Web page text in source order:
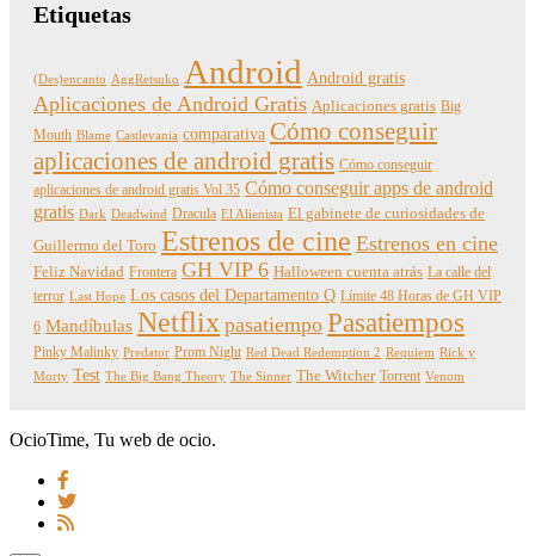
Etiquetas
(Des)encanto AggRetsuko Android Android gratis
Aplicaciones de Android Gratis Aplicaciones gratis Big
Mouth Blame Castlevania comparativa Cómo conseguir
aplicaciones de android gratis Cómo conseguir
aplicaciones de android gratis Vol 35 Cómo conseguir apps de android
gratis Dark Deadwind Dracula El Alienista El gabinete de curiosidades de
Guillermo del Toro Estrenos de cine Estrenos en cine
Feliz Navidad Frontera GH VIP 6 Halloween cuenta atrás La calle del
terror Last Hope Los casos del Departamento Q Límite 48 Horas de GH VIP
6 Mandíbulas Netflix pasatiempo Pasatiempos
Pinky Malinky Predator Prom Night Red Dead Redemption 2 Requiem Rick y
Morty Test The Big Bang Theory The Sinner The Witcher Torrent Venom
OcioTime, Tu web de ocio.